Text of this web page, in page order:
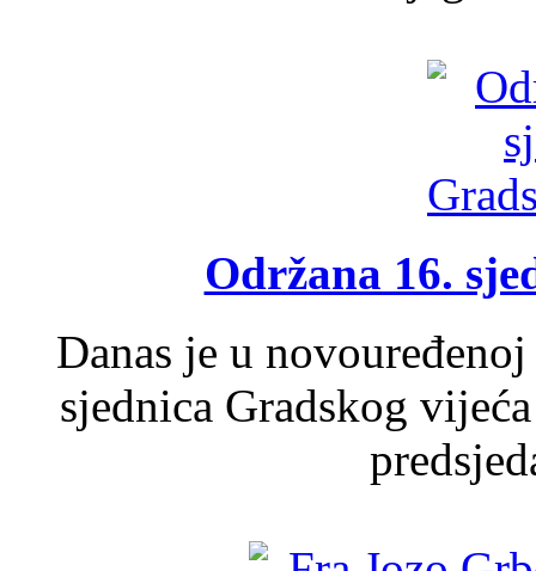
Održana 16.
Danas je u
sjednica Gradskog